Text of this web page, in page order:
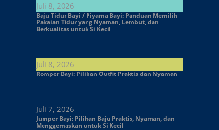
Juli 8, 2026
Baju Tidur Bayi / Piyama Bayi: Panduan Memilih
Pakaian Tidur yang Nyaman, Lembut, dan
Berkualitas untuk Si Kecil
Juli 8, 2026
Romper Bayi: Pilihan Outfit Praktis dan Nyaman
Juli 7, 2026
Jumper Bayi: Pilihan Baju Praktis, Nyaman, dan
Menggemaskan untuk Si Kecil